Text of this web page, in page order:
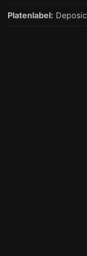
Platenlabel: Deposic